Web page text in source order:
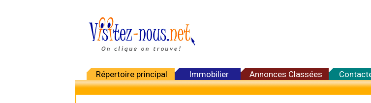
Répertoire principal Immobilier Annonces Classées